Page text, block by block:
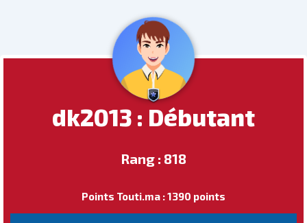
dk2013 : Débutant
Rang : 818
Points Touti.ma : 1390 points